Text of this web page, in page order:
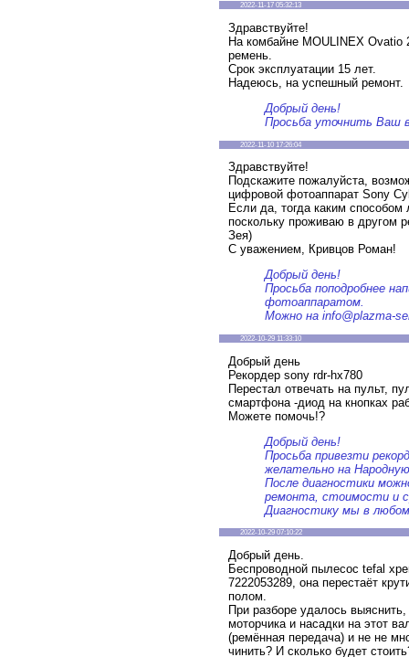
2022-11-17 05:32:13
Здравствуйте!
На комбайне MOULINEX Ovatio
ремень.
Срок эксплуатации 15 лет.
Надеюсь, на успешный ремонт.
Добрый день!
Просьба уточнить Ваш
2022-11-10 17:26:04
Здравствуйте!
Подскажите пожалуйста,
цифровой фотоаппарат Sony
Если да, тогда каким
поскольку проживаю в другом
Зея)
С уважением, Кривцов Роман!
Добрый день!
Просьба поподробнее
фотоаппаратом.
Можно на info@plazma-
2022-10-29 11:33:10
Добрый день
Рекордер sony rdr-hx780
Перестал отвечать на пульт,
смартфона -диод на кнопках
Можете помочь!?
Добрый день!
Просьба привезти
желательно на
После диагностики
ремонта, стоимости и
Диагностику мы в
2022-10-29 07:10:22
Добрый день.
Беспроводной пылесос tefal
7222053289, она перестаёт
полом.
При разборе удалось
моторчика и насадки на этот
(ремённая передача) и не не
чинить? И сколько будет